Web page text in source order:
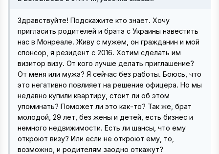
Здравствуйте! Подскажите кто знает. Хочу
пригласить родителей и брата с Украины навестить
нас в Монреале. Живу с мужем, он гражданин и мой
спонсор, я резидент с 2016. Хотим сделать им
визитор визу. От кого лучше делать приглашение?
От меня или мужа? Я сейчас без работы. Боюсь, что
это негативно повлияет на решение офицера. Но мы
недавно купили квартиру, стоит ли об этом
упоминать? Поможет ли это как-то? Так же, брат
молодой, 29 лет, без жены и детей, есть бизнес и
немного недвижимости. Есть ли шансы, что ему
откроют визу? Или если не откроют ему, то,
возможно, и родителям заодно откажут?